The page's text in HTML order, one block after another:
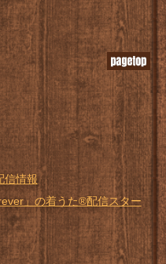
信情報
」の着うた®配信スター